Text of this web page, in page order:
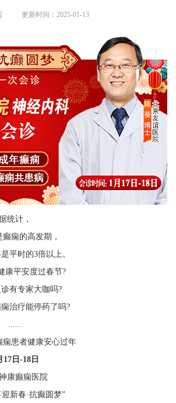
更新时间：2025-01-13
统计，
痫的高发期，
平时的3倍以上。
康平安度过春节?
有专家大咖吗?
治疗能停药了吗?
......
痫患者健康安心过年
17日-18日
康癫痫医院
新春·抗癫圆梦”